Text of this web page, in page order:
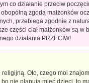
co działanie przeciw
zgodą małżonków
przebiega zgodnie z
części ciał małżonków są w
działania PRZECIW!
religijną. Oto, czego moi